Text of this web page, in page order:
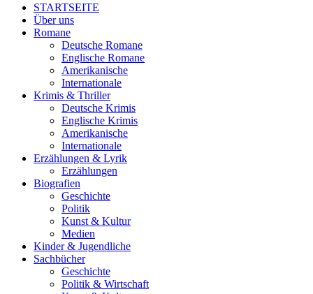
STARTSEITE
Über uns
Romane
Deutsche Romane
Englische Romane
Amerikanische
Internationale
Krimis & Thriller
Deutsche Krimis
Englische Krimis
Amerikanische
Internationale
Erzählungen & Lyrik
Erzählungen
Biografien
Geschichte
Politik
Kunst & Kultur
Medien
Kinder & Jugendliche
Sachbücher
Geschichte
Politik & Wirtschaft